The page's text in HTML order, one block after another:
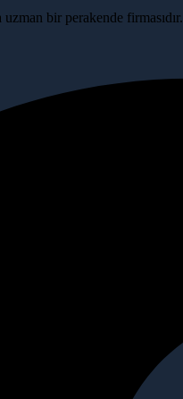
bir perakende firmasıdır.